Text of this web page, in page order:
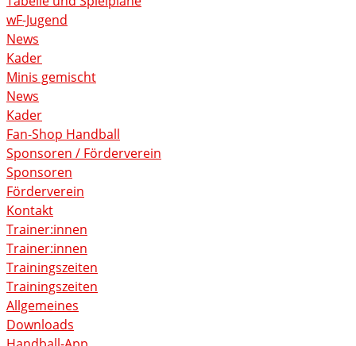
wF-Jugend
News
Kader
Minis gemischt
News
Kader
Fan-Shop Handball
Sponsoren / Förderverein
Sponsoren
Förderverein
Kontakt
Trainer:innen
Trainer:innen
Trainingszeiten
Trainingszeiten
Allgemeines
Downloads